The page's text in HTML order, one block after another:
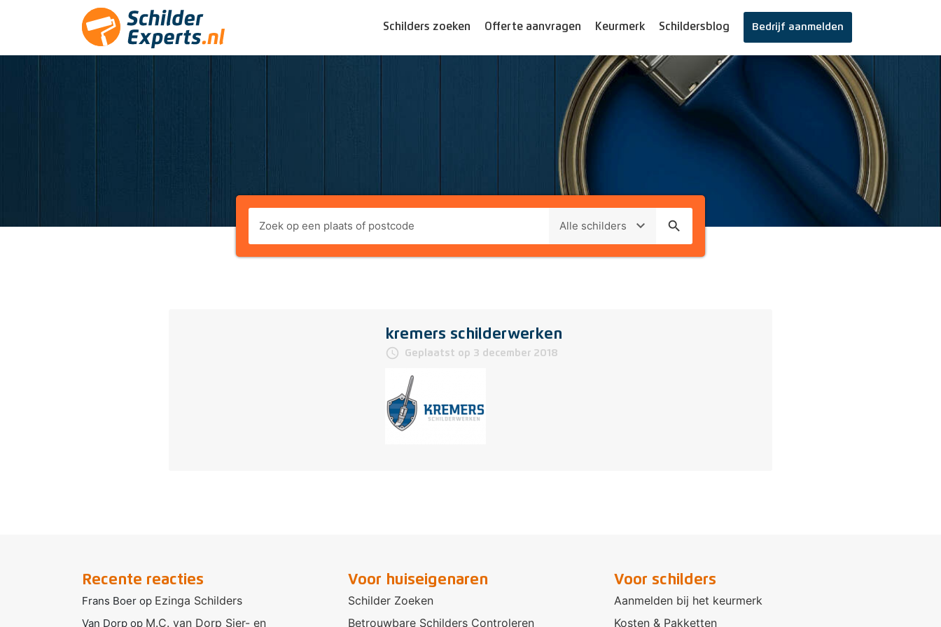
Schilders zoeken Offerte aanvragen Keurmerk Schildersblog Bedrijf aanmelden
search
kremers schilderwerken
access_time Geplaatst op 3 december 2018
Recente reacties
Frans Boer op Ezinga Schilders
Van Dorp op M.C. van Dorp Sier- en
Voor huiseigenaren
Schilder Zoeken
Betrouwbare Schilders Controleren
Voor schilders
Aanmelden bij het keurmerk
Kosten & Pakketten